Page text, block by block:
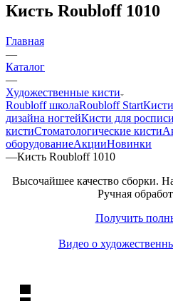
Кисть Roubloff 1010
Главная
—
Каталог
—
Художественные кисти
Roubloff школаRoubloff Start
дизайна ногтейКисти для
кистиСтоматологические кисти
оборудованиеАкцииНовинки
—Кисть Roubloff 1010
Высочайшее качество сборки.
Ручная
Получить
Видео о